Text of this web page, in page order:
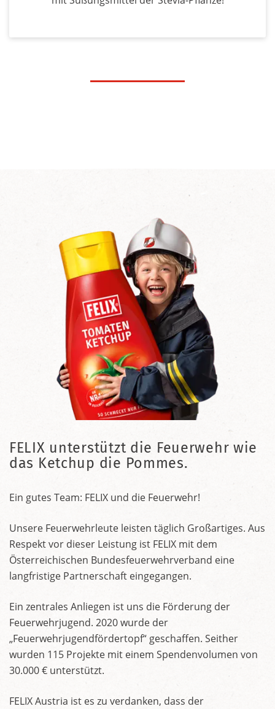
FELIX unterstützt die Feuerwehr wie
das Ketchup die Pommes.
Ein gutes Team: FELIX und die Feuerwehr!
Unsere Feuerwehrleute leisten täglich Großartiges. Aus
Respekt vor dieser Leistung ist FELIX mit dem
Österreichischen Bundesfeuerwehrverband eine
langfristige Partnerschaft eingegangen.
Ein zentrales Anliegen ist uns die Förderung der
Feuerwehrjugend. 2020 wurde der
„Feuerwehrjugendfördertopf“ geschaffen. Seither
wurden 115 Projekte mit einem Spendenvolumen von
30.000 € unterstützt.
FELIX Austria ist es zu verdanken, dass der